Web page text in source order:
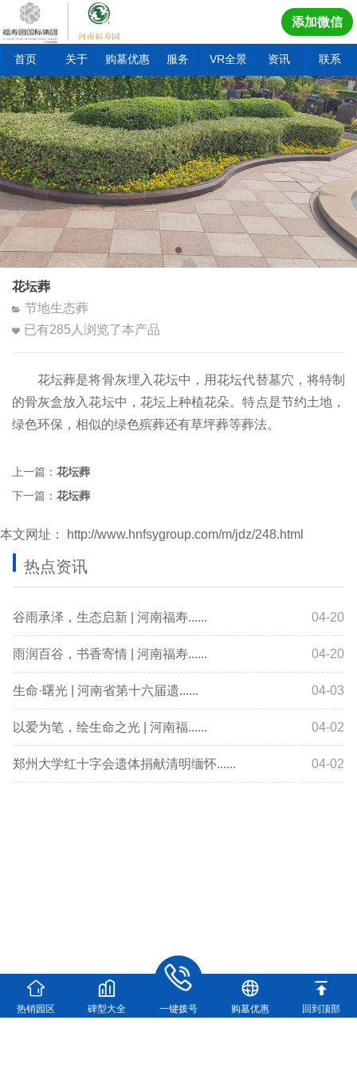
添加微信
首页 关于 购墓优惠 服务 VR全景 资讯 联系
花坛葬
节地生态葬
已有285 人浏览了本产品
花坛葬是将骨灰埋入花坛中，用花坛代替墓穴，将特制
的骨灰盒放入花坛中，花坛上种植花朵。特点是节约土地，
绿色环保，相似的绿色殡葬还有草坪葬等葬法。
上一篇： 花坛葬
下一篇： 花坛葬
本文网址： http://www.hnfsygroup.com/m/jdz/248.html
热点资讯
04-20
谷雨承泽，生态启新 | 河南福寿......
04-20
雨润百谷，书香寄情 | 河南福寿......
04-03
生命·曙光 | 河南省第十六届遗......
04-02
以爱为笔，绘生命之光 | 河南福......
04-02
郑州大学红十字会遗体捐献清明缅怀......
热销园区 碑型大全 一键拨号 购墓优惠 回到顶部